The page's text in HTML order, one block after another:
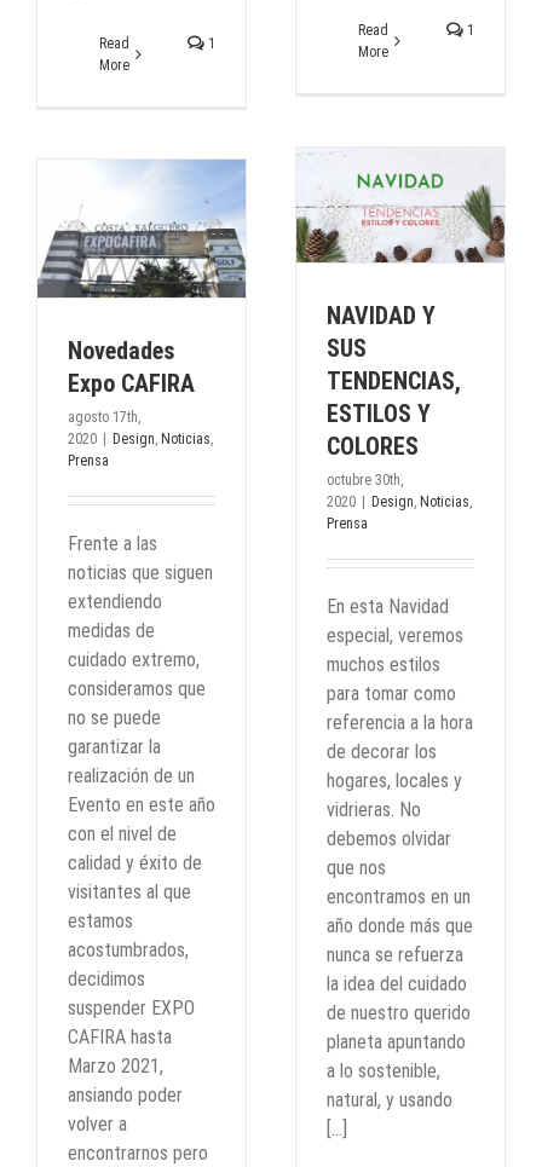
Read
More
1
Read
More
1
TENDENCIAS, ESTILOS Y
COLORES
Design Noticias Prensa
NAVIDAD Y
SUS
TENDENCIAS,
ESTILOS Y
COLORES
octubre 30th,
2020 | Design Noticias
Prensa
En esta Navidad
especial, veremos
muchos estilos
para tomar como
referencia a la hora
de decorar los
hogares, locales y
vidrieras. No
debemos olvidar
que nos
encontramos en un
año donde más que
nunca se refuerza
la idea del cuidado
de nuestro querido
planeta apuntando
a lo sostenible,
natural, y usando
[...]
Novedades
Expo CAFIRA
agosto 17th,
2020
Design, Noticias,
Prensa
Frente a las
noticias que siguen
extendiendo
medidas de
cuidado extremo,
consideramos que
no se puede
garantizar la
realización de un
Evento en este año
con el nivel de
calidad y éxito de
visitantes al que
estamos
acostumbrados,
decidimos
suspender EXPO
CAFIRA hasta
Marzo 2021,
ansiando poder
volver a
encontrarnos pero